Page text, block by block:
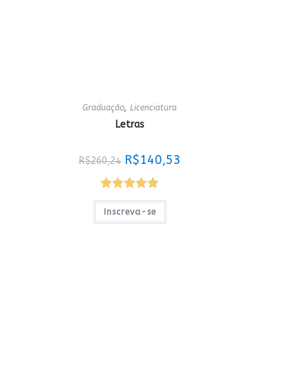
Graduação, Licenciatura
Letras
R$260,24 O
preço
original
era:
R$140,53
Avaliação
5.00de 5
Inscreva-se